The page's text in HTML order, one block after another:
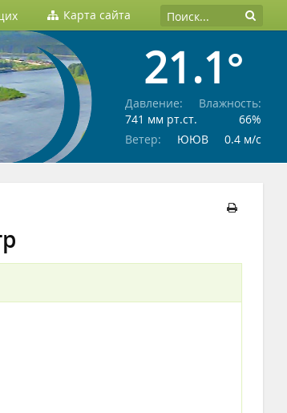
Карта сайта
21.1°
Давление:
741 мм рт.ст.
Влажность:
66%
Ветер:
ЮЮВ 0.4 м/c